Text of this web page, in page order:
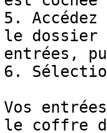
5.
le dossier
entrées,
6.
Vos
le coffre